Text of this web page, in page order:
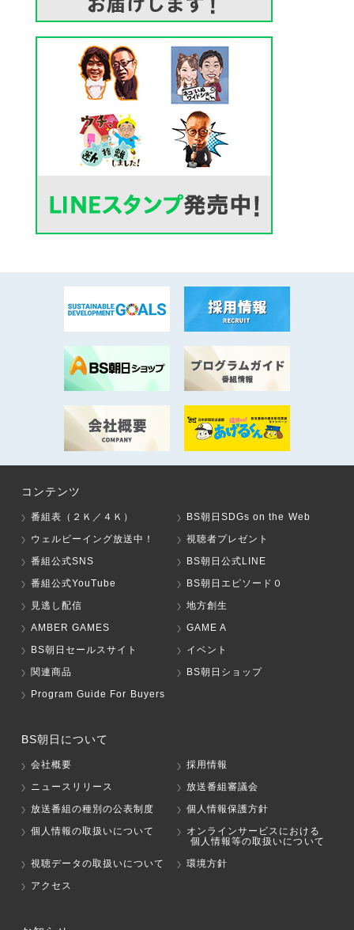
コンテンツ
番組表（２Ｋ／４Ｋ）
BS朝日SDGs on the Web
ウェルビーイング放送中！
視聴者プレゼント
番組公式SNS
BS朝日公式LINE
番組公式YouTube
BS朝日エピソード０
見逃し配信
地方創生
AMBER GAMES
GAME A
BS朝日セールスサイト
イベント
関連商品
BS朝日ショップ
Program Guide For Buyers
BS朝日について
会社概要
採用情報
ニュースリリース
放送番組審議会
放送番組の種別の公表制度
個人情報保護方針
個人情報の取扱いについて
オンラインサービスにおける
個人情報等の取扱いについて
視聴データの取扱いについて
環境方針
アクセス